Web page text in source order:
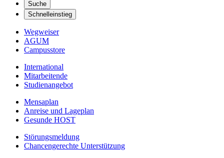
Suche
Schnelleinstieg
Wegweiser
AGUM
Campusstore
International
Mitarbeitende
Studienangebot
Mensaplan
Anreise und Lageplan
Gesunde HOST
Störungsmeldung
Chancengerechte Unterstützung